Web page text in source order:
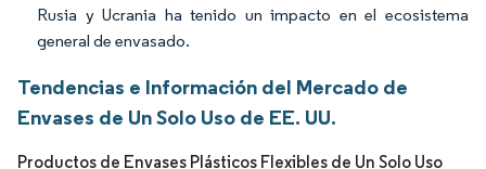
Rusia y Ucrania ha tenido un impacto en el ecosistema
general de envasado.
Tendencias e Información del Mercado de
Envases de Un Solo Uso de EE. UU.
Productos de Envases Plásticos Flexibles de Un Solo Uso